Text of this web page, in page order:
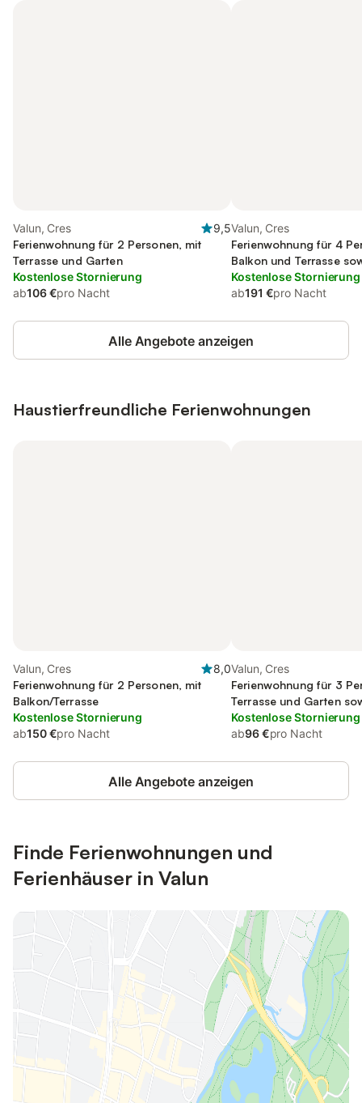
Valun, Cres
9,5
Ferienwohnung für 2 Personen, mit
Terrasse und Garten
Kostenlose Stornierung
ab106 €pro Nacht
Valun, Cres
Ferienwohnung für 4
Balkon und Terrasse
Ausblick
Kostenlose Stornierung
ab191 €pro Nacht
Alle Angebote anzeigen
Haustierfreundliche Ferienwohnungen
Valun, Cres
8,0
Ferienwohnung für 2 Personen, mit
Balkon/Terrasse
Kostenlose Stornierung
ab150 €pro Nacht
Valun, Cres
Ferienwohnung für 3
Terrasse und Garten
Kostenlose Stornierung
ab96 €pro Nacht
Alle Angebote anzeigen
Finde Ferienwohnungen und
Ferienhäuser in Valun